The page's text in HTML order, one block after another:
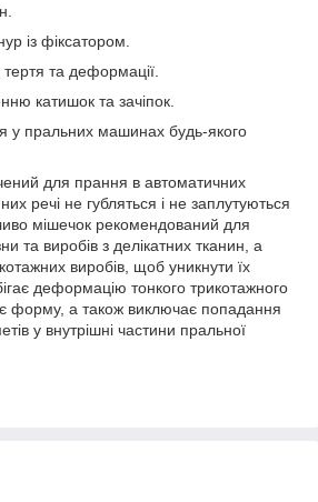
із фіксатором.
та деформації.
катишок та зачіпок.
у пральних машинах будь-якого
для прання в автоматичних
речі не губляться і не заплутуються
мішечок рекомендований для
та виробів з делікатних тканин, а
виробів, щоб уникнути їх
деформацію тонкого трикотажного
форму, а також виключає попадання
у внутрішні частини пральної